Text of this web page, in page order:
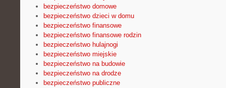
bezpieczeństwo domowe
bezpieczeństwo dzieci w domu
bezpieczeństwo finansowe
bezpieczeństwo finansowe rodzin
bezpieczeństwo hulajnogi
bezpieczeństwo miejskie
bezpieczeństwo na budowie
bezpieczeństwo na drodze
bezpieczeństwo publiczne